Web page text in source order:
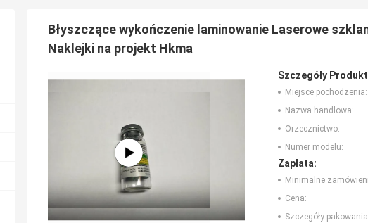
Błyszczące wykończenie laminowanie Laserowe
Naklejki na projekt Hkma
Szczegóły
Miejsce pochodzenia:
Nazwa handlowa:
Orzecznictwo:
Numer modelu:
Zapłata:
Minimalne
Cena:
Szczegóły